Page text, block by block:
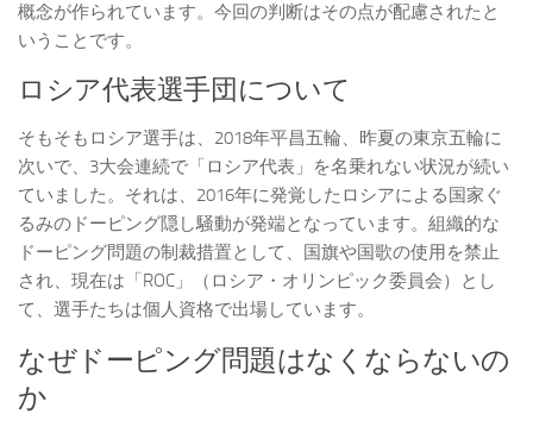
概念が作られています。今回の判断はその点が配慮されたと
いうことです。
ロシア代表選手団について
そもそもロシア選手は、2018年平昌五輪、昨夏の東京五輪に
次いで、3大会連続で「ロシア代表」を名乗れない状況が続い
ていました。それは、2016年に発覚したロシアによる国家ぐ
るみのドーピング隠し騒動が発端となっています。組織的な
ドーピング問題の制裁措置として、国旗や国歌の使用を禁止
され、現在は「ROC」（ロシア・オリンピック委員会）とし
て、選手たちは個人資格で出場しています。
なぜドーピング問題はなくならないの
か